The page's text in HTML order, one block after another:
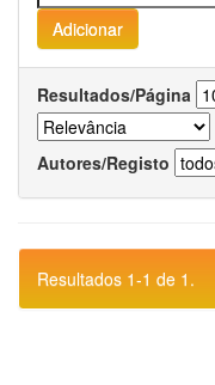
Resultados/Página
Autores/Registo
Resultados 1-1 de 1.